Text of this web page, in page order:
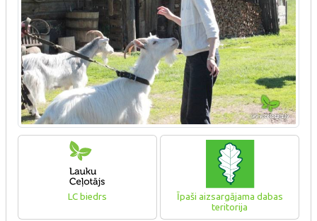
LC biedrs
Īpaši aizsargājama dabas
teritorija